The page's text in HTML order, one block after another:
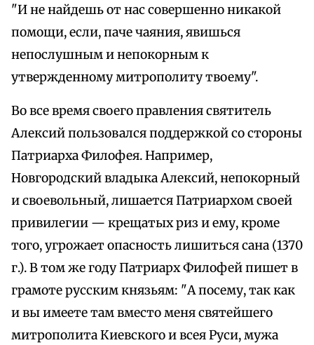
"И не найдешь от нас совершенно никакой
помощи, если, паче чаяния, явишься
непослушным и непокорным к
утвержденному митрополиту твоему".
Во все время своего правления святитель
Алексий пользовался поддержкой со стороны
Патриарха Филофея. Например,
Новгородский владыка Алексий, непокорный
и своевольный, лишается Патриархом своей
привилегии — крещатых риз и ему, кроме
того, угрожает опасность лишиться сана (1370
г.). В том же году Патриарх Филофей пишет в
грамоте русским князьям: "А посему, так как
и вы имеете там вместо меня святейшего
митрополита Киевского и всея Руси, мужа